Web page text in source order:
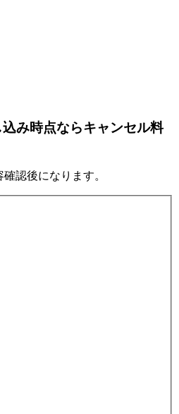
み時点ならキャンセル料
認後になります。